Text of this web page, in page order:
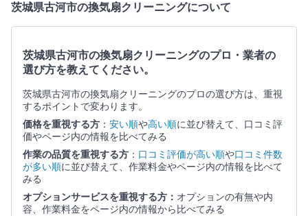
茨城県古河市の換気扇クリーニングについて
茨城県古河市の換気扇クリーニングのプロ・業者の
選び方を教えてください。
茨城県古河市の換気扇クリーニングのプロの選び方は、重視
するポイントで変わります。
価格を重視する方 ： 安い順や高い順に並び替えて、口コミ評
価やページ内の情報を比べてみる
作業の品質を重視する方 ： 口コミ評価が高い順や口コミ件数
が多い順に並び替えて、作業料金やページ内の情報を比べて
みる
オプションサービスを重視する方： オプションの有無や内
容、作業料金をページ内の情報から比べてみる